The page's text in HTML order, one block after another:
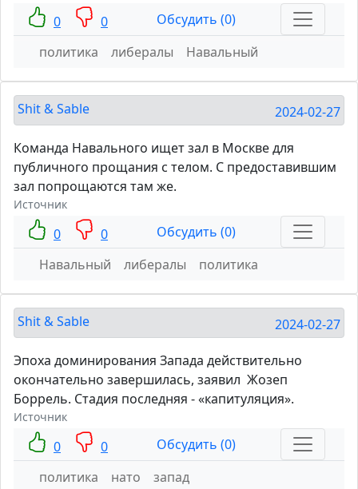
0 0
Обсудить (0)
политика
либералы Навальный
Shit & Sable 2024-02-27
Команда Навального ищет зал в Москве для
публичного прощания с телом. С предоставившим
зал попрощаются там же.
Источник
0 0
Обсудить (0)
Навальный
либералы политика
Shit & Sable 2024-02-27
Эпоха доминирования Запада действительно
окончательно завершилась, заявил Жозеп
Боррель. Стадия последняя - «капитуляция».
Источник
0 0
Обсудить (0)
политика
нато запад